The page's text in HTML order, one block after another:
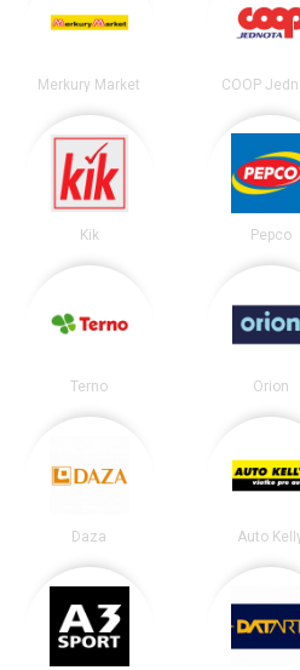
Merkury Market COOP
Kik Pepco
Terno Orion
Daza Auto